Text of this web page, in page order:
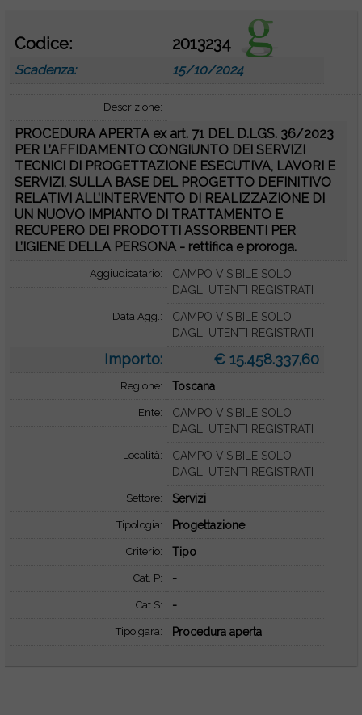
Codice: 2013234
Scadenza: 15/10/2024
Descrizione:
PROCEDURA APERTA ex art. 71 DEL D.LGS. 36/2023
PER L’AFFIDAMENTO CONGIUNTO DEI SERVIZI
TECNICI DI PROGETTAZIONE ESECUTIVA, LAVORI E
SERVIZI, SULLA BASE DEL PROGETTO DEFINITIVO
RELATIVI ALL’INTERVENTO DI REALIZZAZIONE DI
UN NUOVO IMPIANTO DI TRATTAMENTO E
RECUPERO DEI PRODOTTI ASSORBENTI PER
L’IGIENE DELLA PERSONA - rettifica e proroga.
Aggiudicatario:
CAMPO VISIBILE SOLO
DAGLI UTENTI REGISTRATI
Data Agg.:
CAMPO VISIBILE SOLO
DAGLI UTENTI REGISTRATI
Importo: € 15.458.337,60
Regione: Toscana
Ente:
CAMPO VISIBILE SOLO
DAGLI UTENTI REGISTRATI
Località:
CAMPO VISIBILE SOLO
DAGLI UTENTI REGISTRATI
Settore: Servizi
Tipologia: Progettazione
Criterio: Tipo
Cat. P: -
Cat S: -
Tipo gara: Procedura aperta